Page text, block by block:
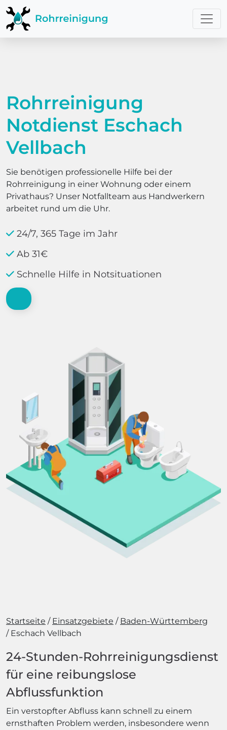
Rohrreinigung
Notdienst Eschach
Vellbach
Sie benötigen professionelle Hilfe bei der
Rohrreinigung in einer Wohnung oder einem
Privathaus? Unser Notfallteam aus Handwerkern
arbeitet rund um die Uhr.
24/7, 365 Tage im Jahr
Ab 31€
Schnelle Hilfe in Notsituationen
Startseite Einsatzgebiete
Baden-Württemberg
Eschach Vellbach
24-Stunden-Rohrreinigungsdienst
für eine reibungslose
Abflussfunktion
Ein verstopfter Abfluss kann schnell zu einem
ernsthaften Problem werden, insbesondere wenn